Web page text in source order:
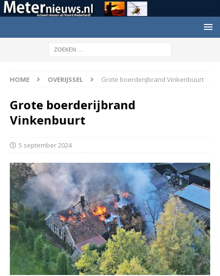
HOME OVERIJSSEL Grote boerderijbrand Vinkenbuurt
Grote boerderijbrand
Vinkenbuurt
5 september 2024